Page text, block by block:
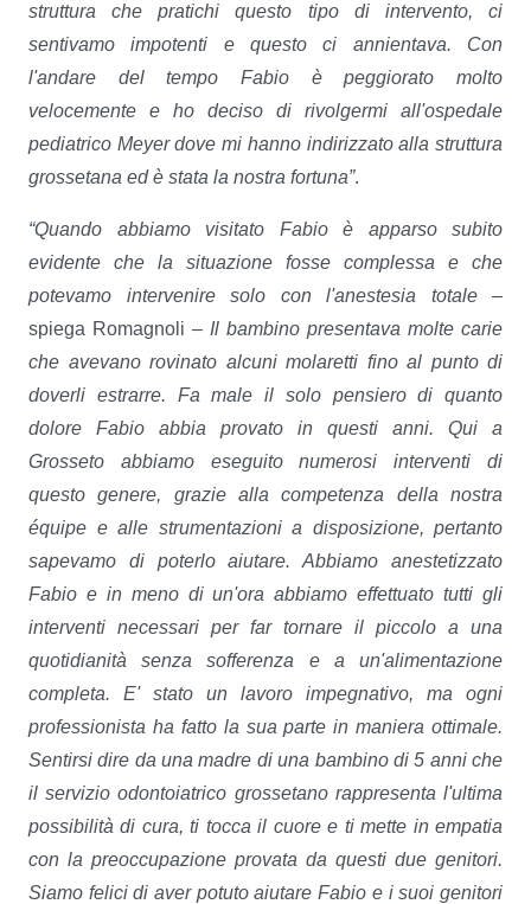
struttura che pratichi questo tipo di intervento, ci
sentivamo impotenti e questo ci annientava. Con
l'andare del tempo Fabio è peggiorato molto
velocemente e ho deciso di rivolgermi all'ospedale
pediatrico Meyer dove mi hanno indirizzato alla struttura
grossetana ed è stata la nostra fortuna”.
“Quando abbiamo visitato Fabio è apparso subito
evidente che la situazione fosse complessa e che
potevamo intervenire solo con l'anestesia totale–
spiega Romagnoli – Il bambino presentava molte carie
che avevano rovinato alcuni molaretti fino al punto di
doverli estrarre. Fa male il solo pensiero di quanto
dolore Fabio abbia provato in questi anni. Qui a
Grosseto abbiamo eseguito numerosi interventi di
questo genere, grazie alla competenza della nostra
équipe e alle strumentazioni a disposizione, pertanto
sapevamo di poterlo aiutare. Abbiamo anestetizzato
Fabio e in meno di un'ora abbiamo effettuato tutti gli
interventi necessari per far tornare il piccolo a una
quotidianità senza sofferenza e a un'alimentazione
completa. E' stato un lavoro impegnativo, ma ogni
professionista ha fatto la sua parte in maniera ottimale.
Sentirsi dire da una madre di una bambino di 5 anni che
il servizio odontoiatrico grossetano rappresenta l'ultima
possibilità di cura, ti tocca il cuore e ti mette in empatia
con la preoccupazione provata da questi due genitori.
Siamo felici di aver potuto aiutare Fabio e i suoi genitori